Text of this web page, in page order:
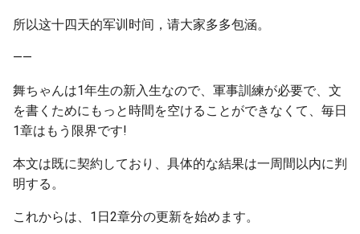
所以这十四天的军训时间，请大家多多包涵。
——
舞ちゃんは1年生の新入生なので、軍事訓練が必要で、文
を書くためにもっと時間を空けることができなくて、毎日
1章はもう限界です!
本文は既に契約しており、具体的な結果は一周間以内に判
明する。
これからは、1日2章分の更新を始めます。